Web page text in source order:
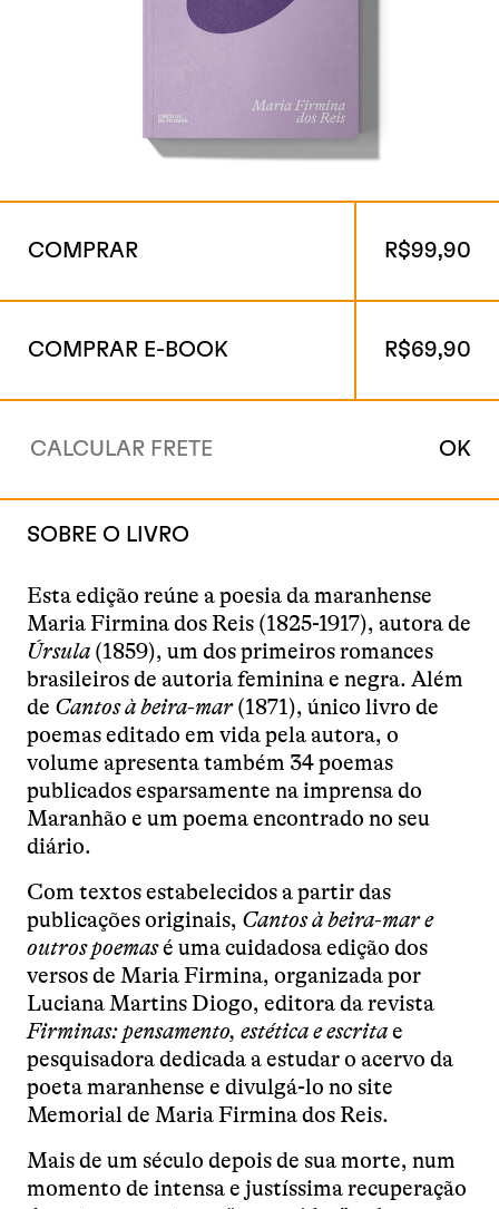
COMPRAR R$99,90
COMPRAR E-BOOK R$69,90
OK
SOBRE O LIVRO
Esta edição reúne a poesia da maranhense
Maria Firmina dos Reis (1825-1917), autora de
Úrsula (1859), um dos primeiros romances
brasileiros de autoria feminina e negra. Além
de Cantos à beira-mar(1871), único livro de
poemas editado em vida pela autora, o
volume apresenta também 34 poemas
publicados esparsamente na imprensa do
Maranhão e um poema encontrado no seu
diário.
Com textos estabelecidos a partir das
publicações originais, Cantos à beira-mar e
outros poemasé uma cuidadosa edição dos
versos de Maria Firmina, organizada por
Luciana Martins Diogo, editora da revista
Firminas: pensamento, estética e escritae
pesquisadora dedicada a estudar o acervo da
poeta maranhense e divulgá-lo no site
Memorial de Maria Firmina dos Reis.
Mais de um século depois de sua morte, num
momento de intensa e justíssima recuperação